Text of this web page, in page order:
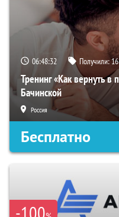
06:48:31 Получили:16
Тренинг «Как вернуть в
Бачинской
Россия
Бесплатно